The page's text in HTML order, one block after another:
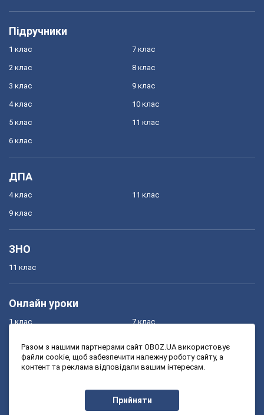
Підручники
1 клас
2 клас
3 клас
4 клас
5 клас
6 клас
7 клас
8 клас
9 клас
10 клас
11 клас
ДПА
4 клас
9 клас
11 клас
ЗНО
11 клас
Онлайн уроки
1 клас
3 клас
7 клас
9 клас
Разом з нашими партнерами сайт OBOZ.UA використовує
файли cookie, щоб забезпечити належну роботу сайту, а
контент та реклама відповідали вашим інтересам.
Прийняти